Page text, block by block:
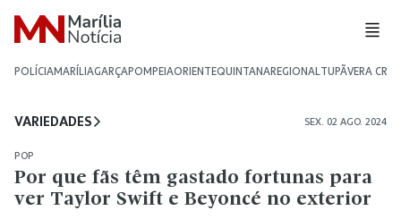
POLÍCIAMARÍLIAGARÇAPOMPEIAORIENTEQUINTANAREGIONALTUPÃVERA CRUZ
VARIEDADES SEX. 02 AGO. 2024
POP
Por que fãs têm gastado fortunas para
ver Taylor Swift e Beyoncé no exterior